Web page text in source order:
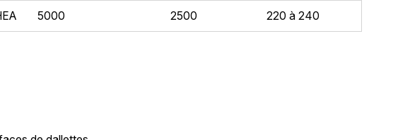
5000 2500 220 à 240